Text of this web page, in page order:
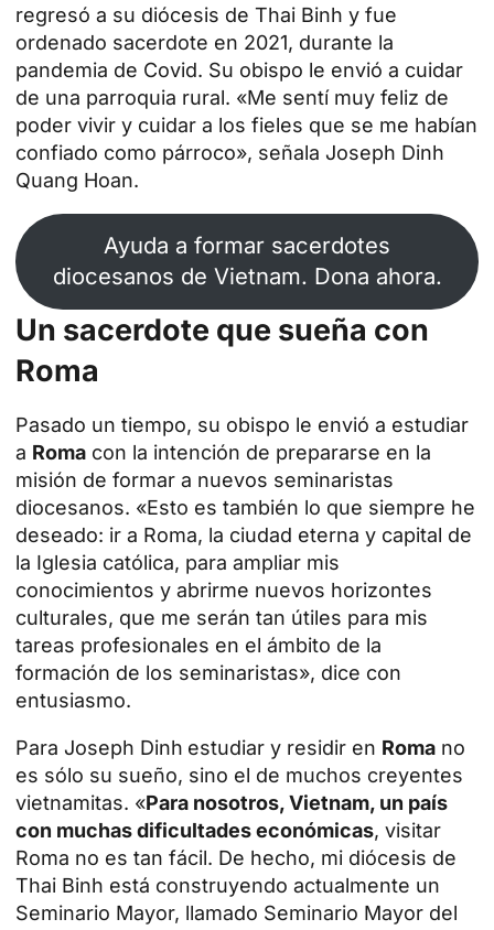
regresó a su diócesis de Thai Binh y fue
ordenado sacerdote en 2021, durante la
pandemia de Covid. Su obispo le envió a cuidar
de una parroquia rural. «Me sentí muy feliz de
poder vivir y cuidar a los fieles que se me habían
confiado como párroco», señala Joseph Dinh
Quang Hoan.
Ayuda a formar sacerdotes
diocesanos de Vietnam. Dona ahora.
Un sacerdote que sueña con
Roma
Pasado un tiempo, su obispo le envió a estudiar
a Roma con la intención de prepararse en la
misión de formar a nuevos seminaristas
diocesanos. «Esto es también lo que siempre he
deseado: ir a Roma, la ciudad eterna y capital de
la Iglesia católica, para ampliar mis
conocimientos y abrirme nuevos horizontes
culturales, que me serán tan útiles para mis
tareas profesionales en el ámbito de la
formación de los seminaristas», dice con
entusiasmo.
Para Joseph Dinh estudiar y residir en Roma no
es sólo su sueño, sino el de muchos creyentes
vietnamitas. «Para nosotros, Vietnam, un país
con muchas dificultades económicas, visitar
Roma no es tan fácil. De hecho, mi diócesis de
Thai Binh está construyendo actualmente un
Seminario Mayor, llamado Seminario Mayor del